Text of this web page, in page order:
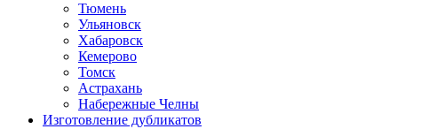
Тюмень
Ульяновск
Хабаровск
Кемерово
Томск
Астрахань
Набережные Челны
Изготовление дубликатов